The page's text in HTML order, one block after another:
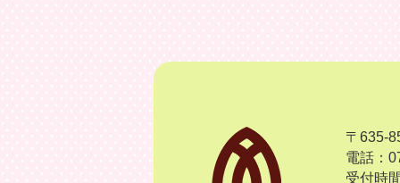
〒635-
電話：
受付時